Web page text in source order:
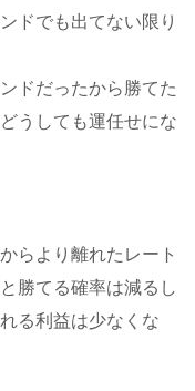
ドでも出てない限り
ドだったから勝てた
うしても運任せにな
らより離れたレート
勝てる確率は減るし
る利益は少なくな